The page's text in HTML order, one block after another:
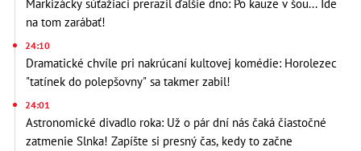
Markizácky súťažiaci prerazil ďalšie dno: Po kauze v šou... Ide
na tom zarábať!
24:10
Dramatické chvíle pri nakrúcaní kultovej komédie: Horolezec
"tatínek do polepšovny" sa takmer zabil!
24:01
Astronomické divadlo roka: Už o pár dní nás čaká čiastočné
zatmenie Slnka! Zapíšte si presný čas, kedy to začne